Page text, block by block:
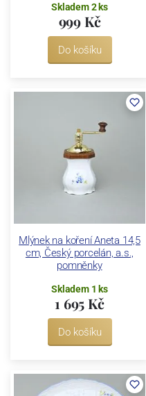
Skladem 2 ks
999 Kč
Do košíku
Mlýnek na koření Aneta 14,5
cm, Český porcelán, a.s.,
pomněnky
Skladem 1 ks
1 695 Kč
Do košíku